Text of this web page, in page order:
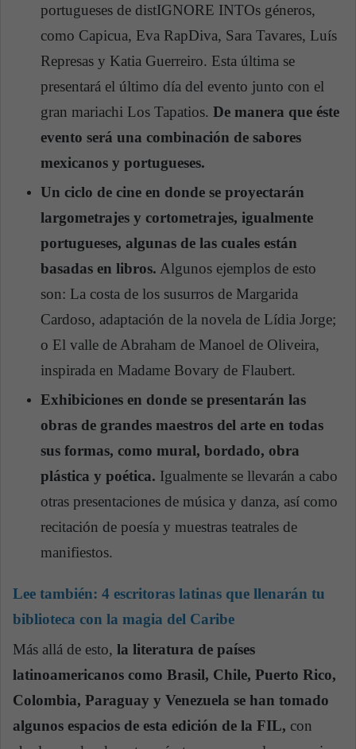
portugueses de distIGNORE INTOs géneros,
como Capicua, Eva RapDiva, Sara Tavares, Luís
Represas y Katia Guerreiro. Esta última se
presentará el último día del evento junto con el
gran mariachi Los Tapatios. De manera que éste
evento será una combinación de sabores
mexicanos y portugueses.
Un ciclo de cine en donde se proyectarán
largometrajes y cortometrajes, igualmente
portugueses, algunas de las cuales están
basadas en libros. Algunos ejemplos de esto
son: La costa de los susurros de Margarida
Cardoso, adaptación de la novela de Lídia Jorge;
o El valle de Abraham de Manoel de Oliveira,
inspirada en Madame Bovary de Flaubert.
Exhibiciones en donde se presentarán las
obras de grandes maestros del arte en todas
sus formas, como mural, bordado, obra
plástica y poética. Igualmente se llevarán a cabo
otras presentaciones de música y danza, así como
recitación de poesía y muestras teatrales de
manifiestos.
Lee también: 4 escritoras latinas que llenarán tu
biblioteca con la magia del Caribe
Más allá de esto, la literatura de países
latinoamericanos como Brasil, Chile, Puerto Rico,
Colombia, Paraguay y Venezuela se han tomado
algunos espacios de esta edición de la FIL, con